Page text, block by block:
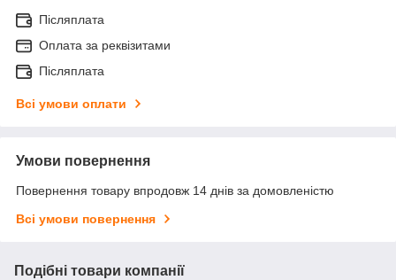
Післяплата
Оплата за реквізитами
Післяплата
Всі умови оплати
Умови повернення
Повернення товару впродовж 14 днів за домовленістю
Всі умови повернення
Подібні товари компанії